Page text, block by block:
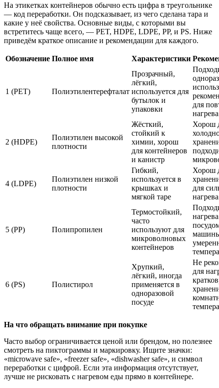
На этикетках контейнеров обычно есть цифра в треугольнике
— код переработки. Он подсказывает, из чего сделана тара и
какие у неё свойства. Основные виды, с которыми вы
встретитесь чаще всего, — PET, HDPE, LDPE, PP, и PS. Ниже
приведём краткое описание и рекомендации для каждого.
Обозначение Полное имя Характеристики
1 (PET) Полиэтилентерефталат
Прозрачный,
лёгкий,
используется для
бутылок и
упаковки
для
нагрева
2 (HDPE)
Полиэтилен высокой
плотности
Жёсткий,
стойкий к
химии, хорош
для контейнеров
и канистр
Хорош
4 (LDPE)
Полиэтилен низкой
плотности
Гибкий,
используется в
крышках и
мягкой таре
Хорош
для
нагрева
5 (PP) Полипропилен
Термостойкий,
часто
используют для
микроволновых
контейнеров
6 (PS) Полистирол
Хрупкий,
лёгкий, иногда
применяется в
одноразовой
посуде
Не
для
На что обращать внимание при покупке
Часто выбор ограничивается ценой или брендом, но полезнее
смотреть на пиктограммы и маркировку. Ищите значки:
«microwave safe», «freezer safe», «dishwasher safe», и символ
переработки с цифрой. Если эта информация отсутствует,
лучше не рисковать с нагревом еды прямо в контейнере.